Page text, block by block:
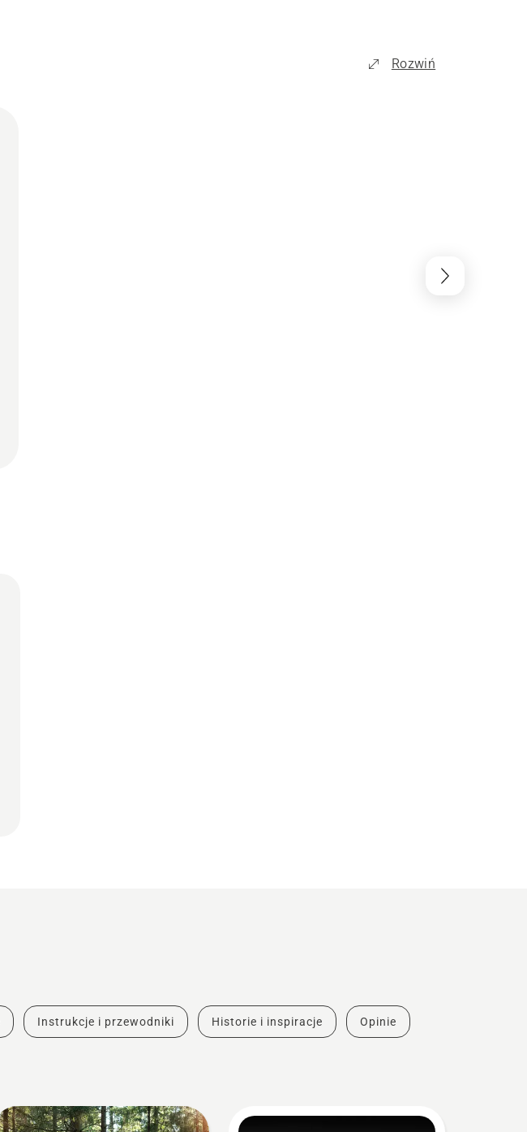
Rozwiń
Instrukcje i przewodniki Historie i inspiracje Opinie